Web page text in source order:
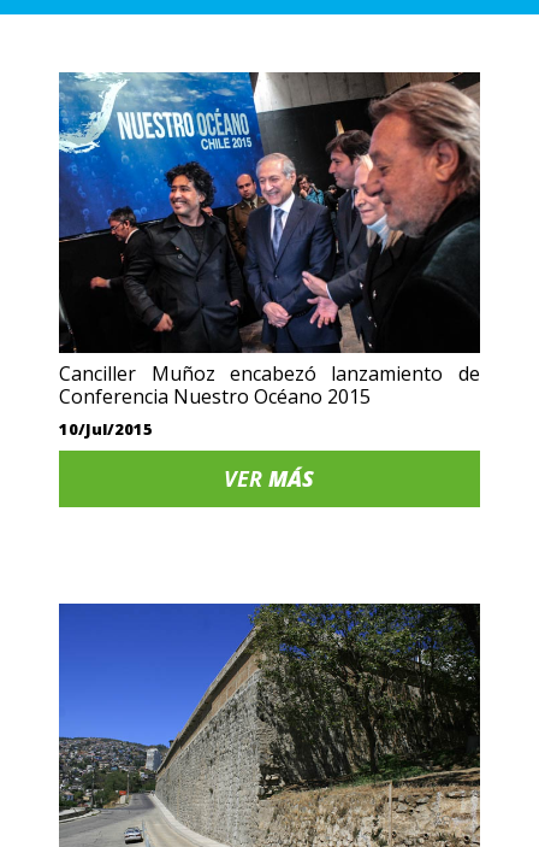
Canciller Muñoz encabezó lanzamiento de
Conferencia Nuestro Océano 2015
10/Jul/2015
VERMÁS